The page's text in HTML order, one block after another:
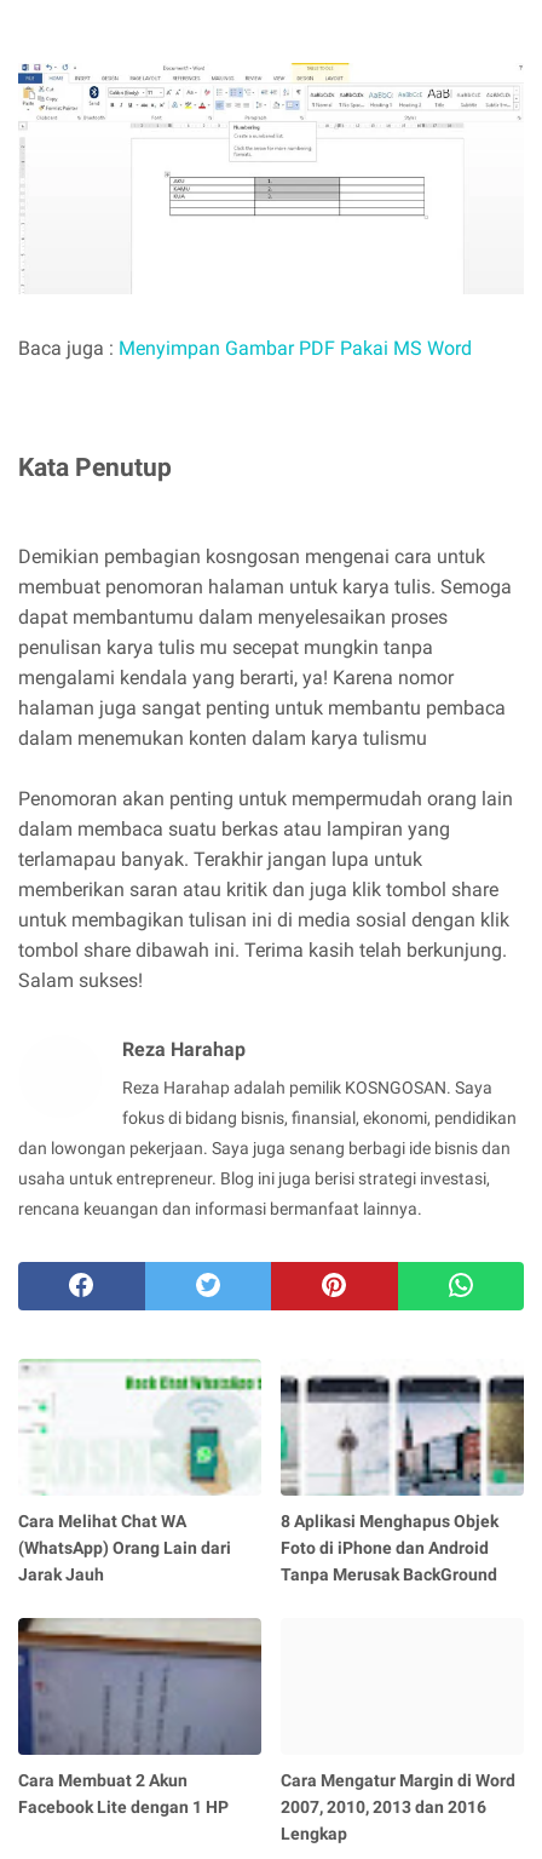
Baca juga : Menyimpan Gambar PDF Pakai MS Word
Kata Penutup
Demikian pembagian kosngosan mengenai cara untuk
membuat penomoran halaman untuk karya tulis. Semoga
dapat membantumu dalam menyelesaikan proses
penulisan karya tulis mu secepat mungkin tanpa
mengalami kendala yang berarti, ya! Karena nomor
halaman juga sangat penting untuk membantu pembaca
dalam menemukan konten dalam karya tulismu
Penomoran akan penting untuk mempermudah orang lain
dalam membaca suatu berkas atau lampiran yang
terlamapau banyak. Terakhir jangan lupa untuk
memberikan saran atau kritik dan juga klik tombol share
untuk membagikan tulisan ini di media sosial dengan klik
tombol share dibawah ini. Terima kasih telah berkunjung.
Salam sukses!
Reza Harahap
Reza Harahap adalah pemilik KOSNGOSAN. Saya
fokus di bidang bisnis, finansial, ekonomi, pendidikan
dan lowongan pekerjaan. Saya juga senang berbagi ide bisnis dan
usaha untuk entrepreneur. Blog ini juga berisi strategi investasi,
rencana keuangan dan informasi bermanfaat lainnya.
Cara Melihat Chat WA
(WhatsApp) Orang Lain dari
Jarak Jauh
8 Aplikasi Menghapus Objek
Foto di iPhone dan Android
Tanpa Merusak BackGround
Cara Membuat 2 Akun
Facebook Lite dengan 1 HP
Cara Mengatur Margin di Word
2007, 2010, 2013 dan 2016
Lengkap